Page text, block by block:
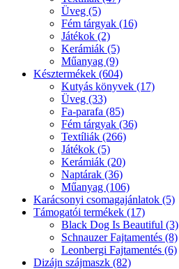
Üveg (5)
Fém tárgyak (16)
Játékok (2)
Kerámiák (5)
Műanyag (9)
Késztermékek (604)
Kutyás könyvek (17)
Üveg (33)
Fa-parafa (85)
Fém tárgyak (36)
Textíliák (266)
Játékok (5)
Kerámiák (20)
Naptárak (36)
Műanyag (106)
Karácsonyi csomagajánlatok (5)
Támogatói termékek (17)
Black Dog Is Beautiful (3)
Schnauzer Fajtamentés (8)
Leonbergi Fajtamentés (6)
Dizájn szájmaszk (82)